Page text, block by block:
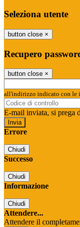
Seleziona utente
button close ×
Recupero
button close ×
all'indirizzo indicato con le
E-mail inviata, si prega
Errore
Chiudi
Successo
Chiudi
Informazione
Chiudi
Attendere...
Attendere il